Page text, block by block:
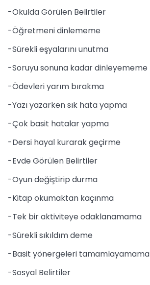
-Okulda Görülen Belirtiler
-Öğretmeni dinlememe
-Sürekli eşyalarını unutma
-Soruyu sonuna kadar dinleyememe
-Ödevleri yarım bırakma
-Yazı yazarken sık hata yapma
-Çok basit hatalar yapma
-Dersi hayal kurarak geçirme
-Evde Görülen Belirtiler
-Oyun değiştirip durma
-Kitap okumaktan kaçınma
-Tek bir aktiviteye odaklanamama
-Sürekli sıkıldım deme
-Basit yönergeleri tamamlayamama
-Sosyal Belirtiler